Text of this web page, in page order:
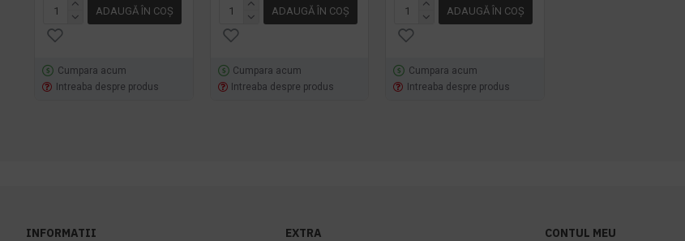
ADAUGĂ ÎN COŞ
Cumpara acum
Intreaba despre produs
ADAUGĂ ÎN COŞ
Cumpara acum
Intreaba despre produs
ADAUGĂ ÎN COŞ
Cumpara acum
Intreaba despre produs
INFORMATII EXTRA CONTUL MEU